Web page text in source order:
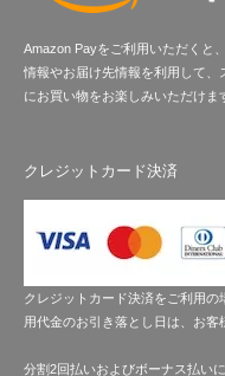
Amazon Payをご利用いただくと
情報やお届け先情報を利用して、
にお買い物をお楽しみいただけま
クレジットカード決済
クレジットカード決済をご利用の
用代金のお引き落とし日は、お客
分割2回払いおよびボーナス払い